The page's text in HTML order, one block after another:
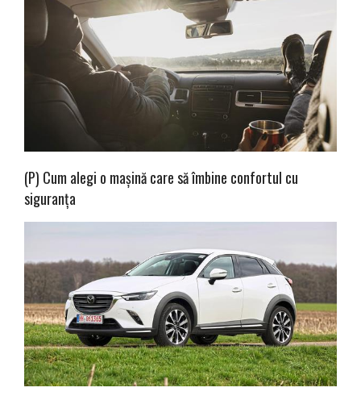
(P) Cum alegi o mașină care să îmbine confortul cu
siguranța